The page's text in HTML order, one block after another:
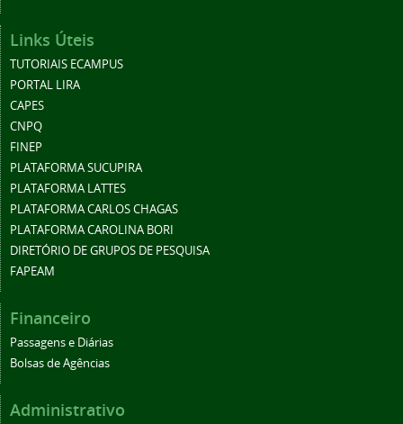
Links Úteis
TUTORIAIS ECAMPUS
PORTAL LIRA
CAPES
CNPQ
FINEP
PLATAFORMA SUCUPIRA
PLATAFORMA LATTES
PLATAFORMA CARLOS CHAGAS
PLATAFORMA CAROLINA BORI
DIRETÓRIO DE GRUPOS DE PESQUISA
FAPEAM
Financeiro
Passagens e Diárias
Bolsas de Agências
Administrativo